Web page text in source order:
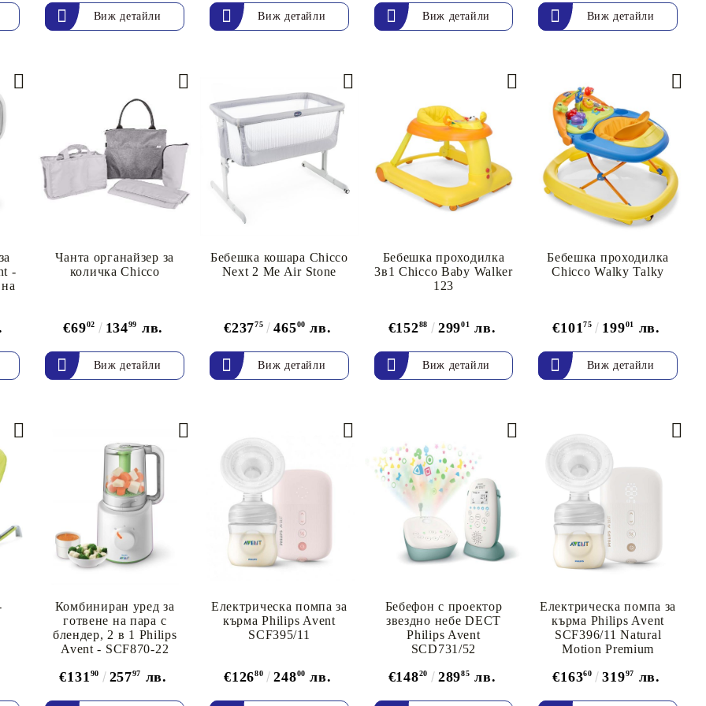
Виж детайли Виж детайли Виж детайли Виж детайли
-
Чанта органайзер за
количка Chicco
€6902 13499 лв.
Виж детайли
Бебешка кошара Chicco
Next 2 Me Air Stone
€23775 46500 лв.
Виж детайли
Бебешка проходилка
3в1 Chicco Baby Walker
123
€15288 29901 лв.
Виж детайли
Бебешка проходилка
Chicco Walky Talky
€10175 19901 лв.
Виж детайли
Комбиниран уред за
готвене на пара с
блендер, 2 в 1 Philips
Avent - SCF870-22
€13190 25797 лв.
Eлектрическа помпа за
кърма Philips Avent
SCF395/11
€12680 24800 лв.
Бебефон с проектор
звездно небе DECT
Philips Avent
SCD731/52
€14820 28985 лв.
Eлектрическа помпа за
кърма Philips Avent
SCF396/11 Natural
Motion Premium
€16360 31997 лв.